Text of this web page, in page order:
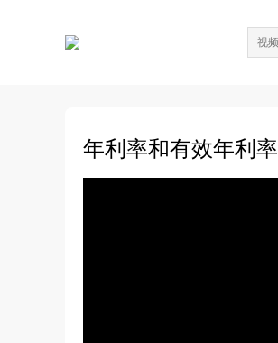
年利率和有效年利率